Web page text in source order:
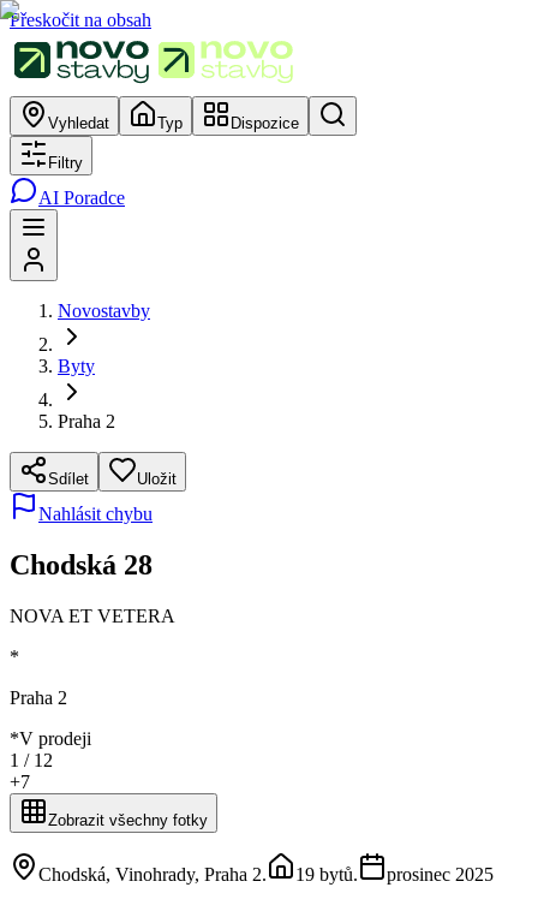
Přeskočit na obsah
Vyhledat Typ Dispozice
Filtry
AI Poradce
Novostavby
Byty
Praha 2
Sdílet Uložit
Nahlásit chybu
Chodská 28
NOVA ET VETERA
*
Praha 2
*V prodeji
1 / 12
+7
Zobrazit všechny fotky
Chodská, Vinohrady, Praha 2. 19 bytů. prosinec 2025